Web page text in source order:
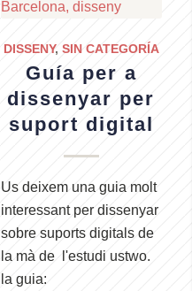
DISSENY, SIN CATEGORÍA
Guía per a
dissenyar per
suport digital
Us deixem una guia molt
interessant per dissenyar
sobre suports digitals de
la mà de l'estudi ustwo.
la guia: